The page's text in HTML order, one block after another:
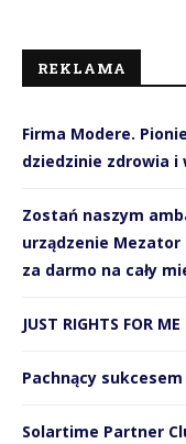
REKLAMA
Firma Modere.
dziedzinie zdrowia i
Zostań naszym
urządzenie Mezator
za darmo na cały
JUST RIGHTS FOR
Pachnący
Solartime Partner